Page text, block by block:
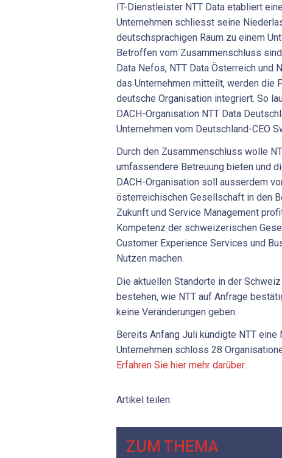
IT-Dienstleister NTT Data etabliert
Unternehmen schliesst seine
deutschsprachigen Raum zu einem
Betroffen vom Zusammenschluss
Data Nefos, NTT Data Österreich und
das Unternehmen mitteilt, werden die
deutsche Organisation integriert. So
DACH-Organisation NTT Data
Unternehmen vom Deutschland-CEO
Durch den Zusammenschluss wolle
umfassendere Betreuung bieten und
DACH-Organisation soll ausserdem
österreichischen Gesellschaft in den
Zukunft und Service Management
Kompetenz der schweizerischen
Customer Experience Services und
Nutzen machen.
Die aktuellen Standorte in der
bestehen, wie NTT auf Anfrage
keine Veränderungen geben.
Bereits Anfang Juli kündigte NTT eine
Unternehmen schloss 28
Erfahren Sie hier mehr darüber.
Artikel teilen:
ZUM THEMA